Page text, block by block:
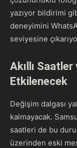
yazıyor bildirimi
deneyimini
seviyesine
Akıllı
Etkilenecek
Değişim dalgası
kalmayacak.
saatleri de bu
üzerinden eski